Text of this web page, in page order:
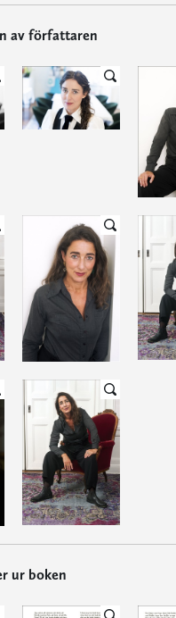
av författaren
ur boken